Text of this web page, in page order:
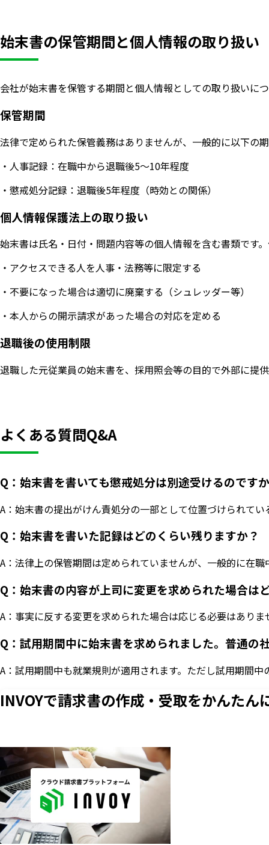
始末書の保管期間と個人情報の取り扱い
会社が始末書を保管する期間と個人情報としての取り扱いに
保管期間
法律で定められた保管義務はありませんが、一般的に以下の
・人事記録：在職中から退職後5〜10年程度
・懲戒処分記録：退職後5年程度（時効との関係）
個人情報保護法上の取り扱い
始末書は氏名・日付・問題内容等の個人情報を含む書類です
・アクセスできる人を人事・法務等に限定する
・不要になった場合は適切に廃棄する（シュレッダー等）
・本人からの開示請求があった場合の対応を定める
退職後の使用制限
退職した元従業員の始末書を、採用照会等の目的で外部に提
よくある質問Q&A
Q：始末書を書いても懲戒処分は別途受けるのです
A：始末書の提出がけん責処分の一部として位置づけられて
Q：始末書を書いた記録はどのくらい残りますか？
A：法律上の保管期間は定められていませんが、一般的に在
Q：始末書の内容が上司に変更を求められた場合は
A：事実に反する変更を求められた場合は応じる必要はあり
Q：試用期間中に始末書を求められました。普通の
A：試用期間中も就業規則が適用されます。ただし試用期間
INVOYで請求書の作成・ 受取をかんたん